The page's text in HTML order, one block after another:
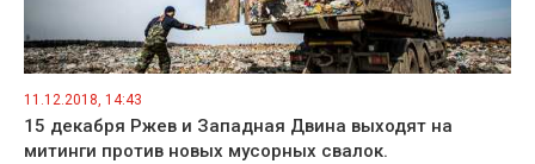
11.12.2018, 14:43
15 декабря Ржев и Западная Двина выходят на
митинги против новых мусорных свалок.